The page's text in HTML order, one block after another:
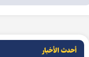
أحدث الأخبار